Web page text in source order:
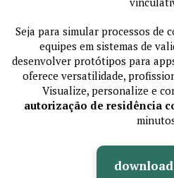
Seja para simular processos
equipes em sistemas de
desenvolver protótipos para
oferece versatilidade,
Visualize, personalize e
autorização de residência